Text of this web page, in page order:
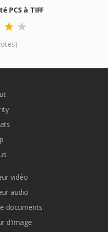
PCS à TIFF
vidéo
audio
documents
d'image